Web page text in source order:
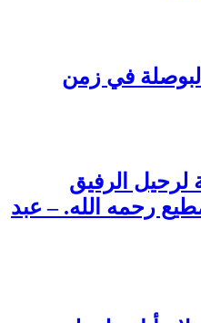
في زمن
لرحيل الرفيق
رحمه الله. – عبد